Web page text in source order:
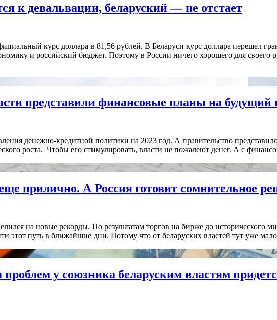
к девальвации, беларуский — не отстает
курс доллара в 81,56 рублей. В Беларуси курс доллара перешел
и российский бюджет. Поэтому в России ничего хорошего для своего
представили финансовые планы на будущий
денежно-кредитной политики на 2023 год. А правительство
роста. Чтобы его стимулировать, власти не пожалеют денег. А с
прилично. А Россия готовит сомнительное
на новые рекорды. По результатам торгов на бирже до
этот путь в ближайшие дни. Потому что от беларуских властей тут уже мало
у союзника беларуским властям